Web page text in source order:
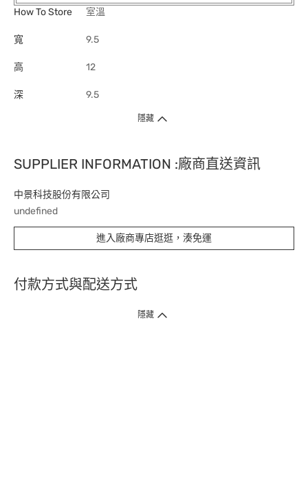
How To Store
室溫
寬 9.5
高 12
深 9.5
隱藏
SUPPLIER INFORMATION :廠商直送資訊
中景科技股份有限公司
undefined
進入廠商專店逛逛，湊免運
付款方式與配送方式
隱藏